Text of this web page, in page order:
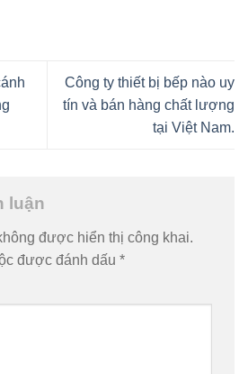
Công ty thiết bị bếp nào uy
tín và bán hàng chất lượng
tại Việt Nam.
luận
được hiển thị công khai.
được đánh dấu *